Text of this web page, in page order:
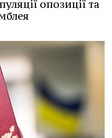
опозиції та